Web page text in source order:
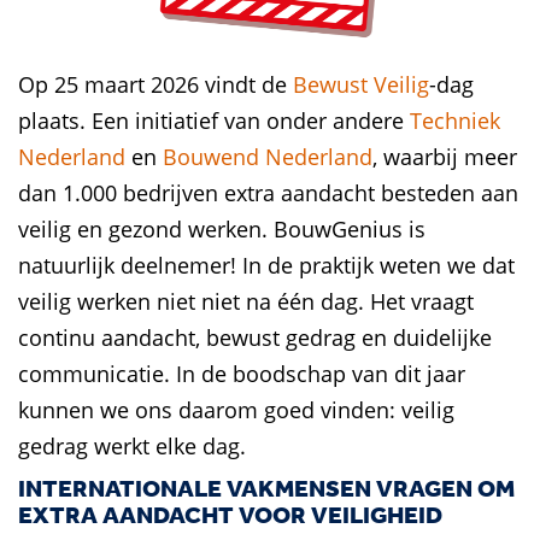
Op 25 maart 2026 vindt de Bewust Veilig-dag
plaats. Een initiatief van onder andere Techniek
Nederland en Bouwend Nederland, waarbij meer
dan 1.000 bedrijven extra aandacht besteden aan
veilig en gezond werken. BouwGenius is
natuurlijk deelnemer! In de praktijk weten we dat
veilig werken niet niet na één dag. Het vraagt
continu aandacht, bewust gedrag en duidelijke
communicatie. In de boodschap van dit jaar
kunnen we ons daarom goed vinden: veilig
gedrag werkt elke dag.
INTERNATIONALE VAKMENSEN VRAGEN OM
EXTRA AANDACHT VOOR VEILIGHEID